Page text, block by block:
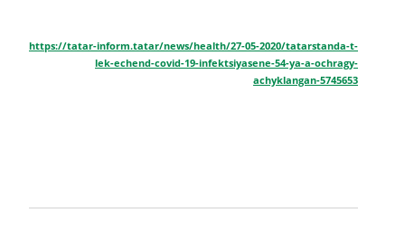
https://tatar-inform.tatar/news/health/27-05-2020/tatarstanda-t-
lek-echend-covid-19-infektsiyasene-54-ya-a-ochragy-
achyklangan-5745653